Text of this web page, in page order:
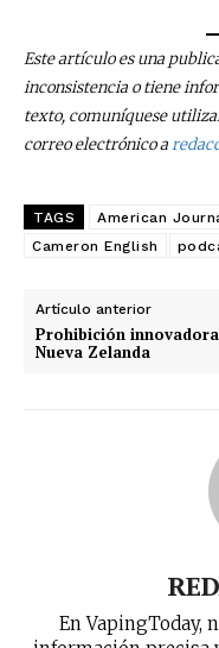
reducción
electrónico.
Subscribe to
receive all
tobacco
Este artículo es una
inconsistencia o tiene
texto, comuníquese
correo electrónico a
TAGS
American
Cameron English
Artículo anterior
Prohibición
Nueva Zelanda
En VapingToday,